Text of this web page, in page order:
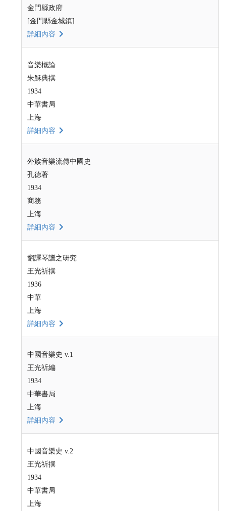
金門縣政府
[金門縣金城鎮]
詳細內容
音樂概論
朱穌典撰
1934
中華書局
上海
詳細內容
外族音樂流傳中國史
孔德著
1934
商務
上海
詳細內容
翻譯琴譜之研究
王光祈撰
1936
中華
上海
詳細內容
中國音樂史 v.1
王光祈編
1934
中華書局
上海
詳細內容
中國音樂史 v.2
王光祈撰
1934
中華書局
上海